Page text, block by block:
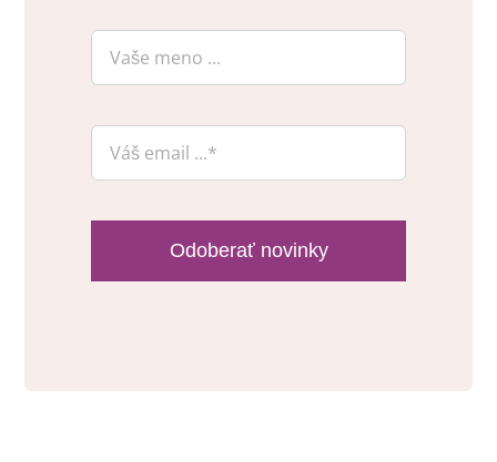
Odoberať novinky